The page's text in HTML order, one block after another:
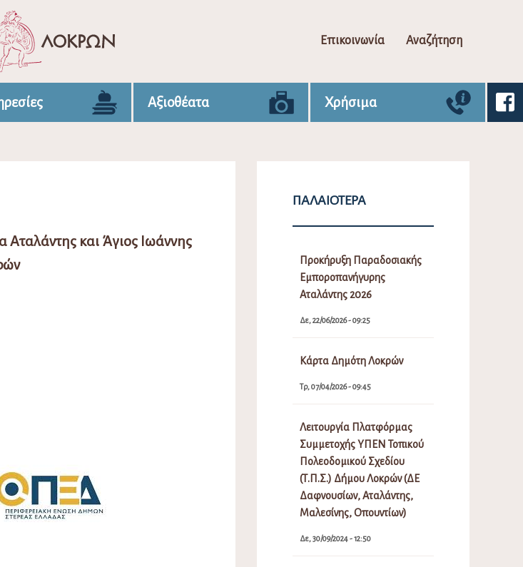
Επικοινωνία Αναζήτηση
Αξιοθέατα Χρήσιμα
και Άγιος Ιωάννης
ΠΑΛΑΙΌΤΕΡΑ
Προκήρυξη Παραδοσιακής
Εμποροπανήγυρης
Αταλάντης 2026
Δε, 22/06/2026 - 09:25
Κάρτα Δημότη Λοκρών
Τρ, 07/04/2026 - 09:45
Λειτουργία Πλατφόρμας
Συμμετοχής ΥΠΕΝ Τοπικού
Πολεοδομικού Σχεδίου
(Τ.Π.Σ.) Δήμου Λοκρών (ΔΕ
Δαφνουσίων, Αταλάντης,
Μαλεσίνης, Οπουντίων)
Δε, 30/09/2024 - 12:50